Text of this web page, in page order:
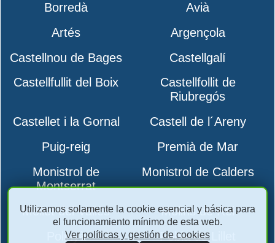
Borredà
Avià
Artés
Argençola
Castellnou de Bages
Castellgalí
Castellfullit del Boix
Castellfollit de
Riubregós
Castellet i la Gornal
Castell de l´Areny
Puig-reig
Premià de Mar
Monistrol de
Montserrat
Monistrol de Calders
Mollet del Vallès
Molins de Rei
Polinyà
Pobla de Lillet
Utilizamos solamente la cookie esencial y básica para
el funcionamiento mínimo de esta web.
Ver políticas y gestión de cookies